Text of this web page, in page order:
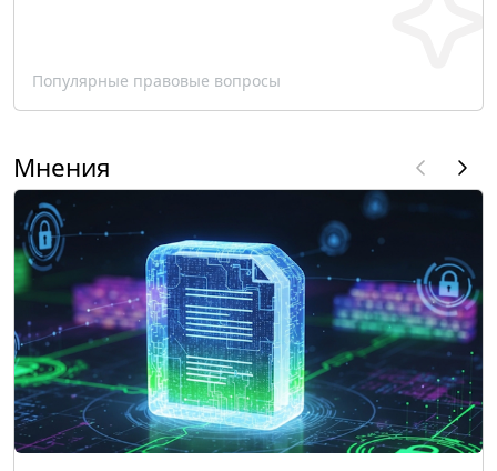
Популярные правовые вопросы
Мнения